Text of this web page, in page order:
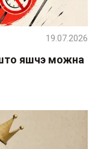
што яшчэ можна
19.07.2026